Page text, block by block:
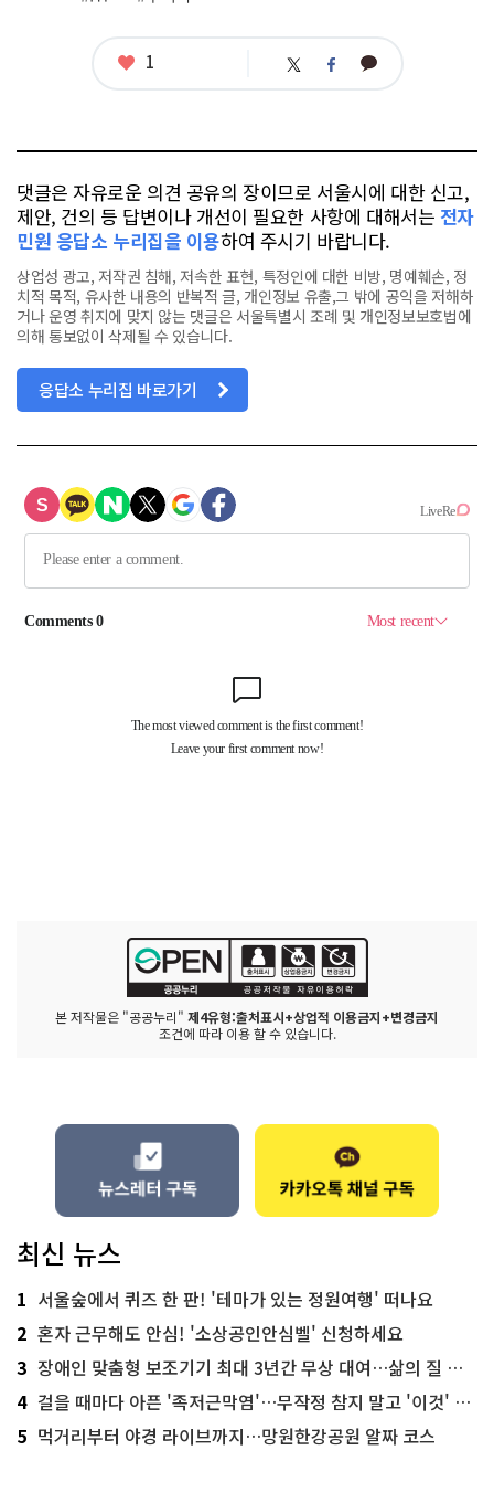
좋1 트 페 카
댓글은 자유로운 의견 공유의 장이므로 서울시에 대한 신고,
제안, 건의 등 답변이나 개선이 필요한 사항에 대해서는 전자
민원 응답소 누리집을 이용하여 주시기 바랍니다.
상업성 광고, 저작권 침해, 저속한 표현, 특정인에 대한 비방, 명예훼손, 정
치적 목적, 유사한 내용의 반복적 글, 개인정보 유출,그 밖에 공익을 저해하
거나 운영 취지에 맞지 않는 댓글은 서울특별시 조례 및 개인정보보호법에
의해 통보없이 삭제될 수 있습니다.
응답소 누리집 바로가기
본 저작물은 "공공누리" 제4유형:출처표시+상업적 이용금지+변경금지
조건에 따라 이용 할 수 있습니다.
최신 뉴스
1 서울숲에서 퀴즈 한 판! '테마가 있는 정원여행' 떠나요
2 혼자 근무해도 안심! '소상공인안심벨' 신청하세요
3 장애인 맞춤형 보조기기 최대 3년간 무상 대여…삶의 질 높인다
4 걸을 때마다 아픈 '족저근막염'…무작정 참지 말고 '이것' 해보세요!
5 먹거리부터 야경 라이브까지…망원한강공원 알짜 코스